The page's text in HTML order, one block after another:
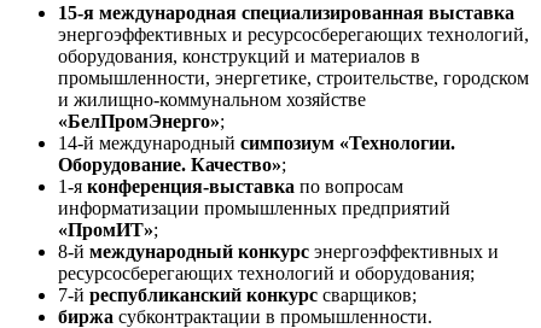
15-я международная специализированная выставка
энергоэффективных и ресурсосберегающих технологий,
оборудования, конструкций и материалов в
промышленности, энергетике, строительстве, городском
и жилищно-коммунальном хозяйстве
«БелПромЭнерго»;
14-й международный симпозиум «Технологии.
Оборудование. Качество»;
1-я конференция-выставка по вопросам
информатизации промышленных предприятий
«ПромИТ»;
8-й международный конкурс энергоэффективных и
ресурсосберегающих технологий и оборудования;
7-й республиканский конкурс сварщиков;
биржа субконтрактации в промышленности.